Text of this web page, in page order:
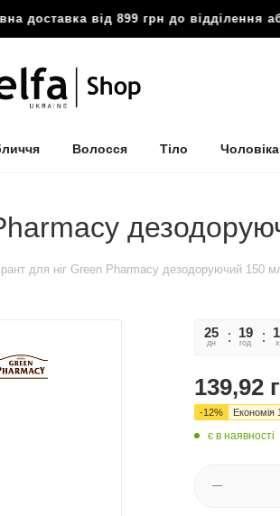
доставка від 899 грн до відділення
Волосся Тіло
для ніг Green Рharmacy дезодоруючий 150
25
дн
19
год
139,92
-12% Економія
є в наявності